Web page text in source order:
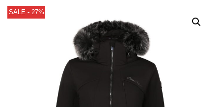
SALE - 27%